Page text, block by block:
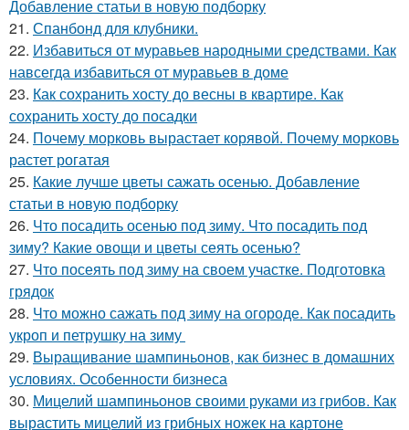
Добавление статьи в новую подборку
21. Спанбонд для клубники.
22. Избавиться от муравьев народными средствами. Как
навсегда избавиться от муравьев в доме
23. Как сохранить хосту до весны в квартире. Как
сохранить хосту до посадки
24. Почему морковь вырастает корявой. Почему морковь
растет рогатая
25. Какие лучше цветы сажать осенью. Добавление
статьи в новую подборку
26. Что посадить осенью под зиму. Что посадить под
зиму? Какие овощи и цветы сеять осенью?
27. Что посеять под зиму на своем участке. Подготовка
грядок
28. Что можно сажать под зиму на огороде. Как посадить
укроп и петрушку на зиму
29. Выращивание шампиньонов, как бизнес в домашних
условиях. Особенности бизнеса
30. Мицелий шампиньонов своими руками из грибов. Как
вырастить мицелий из грибных ножек на картоне